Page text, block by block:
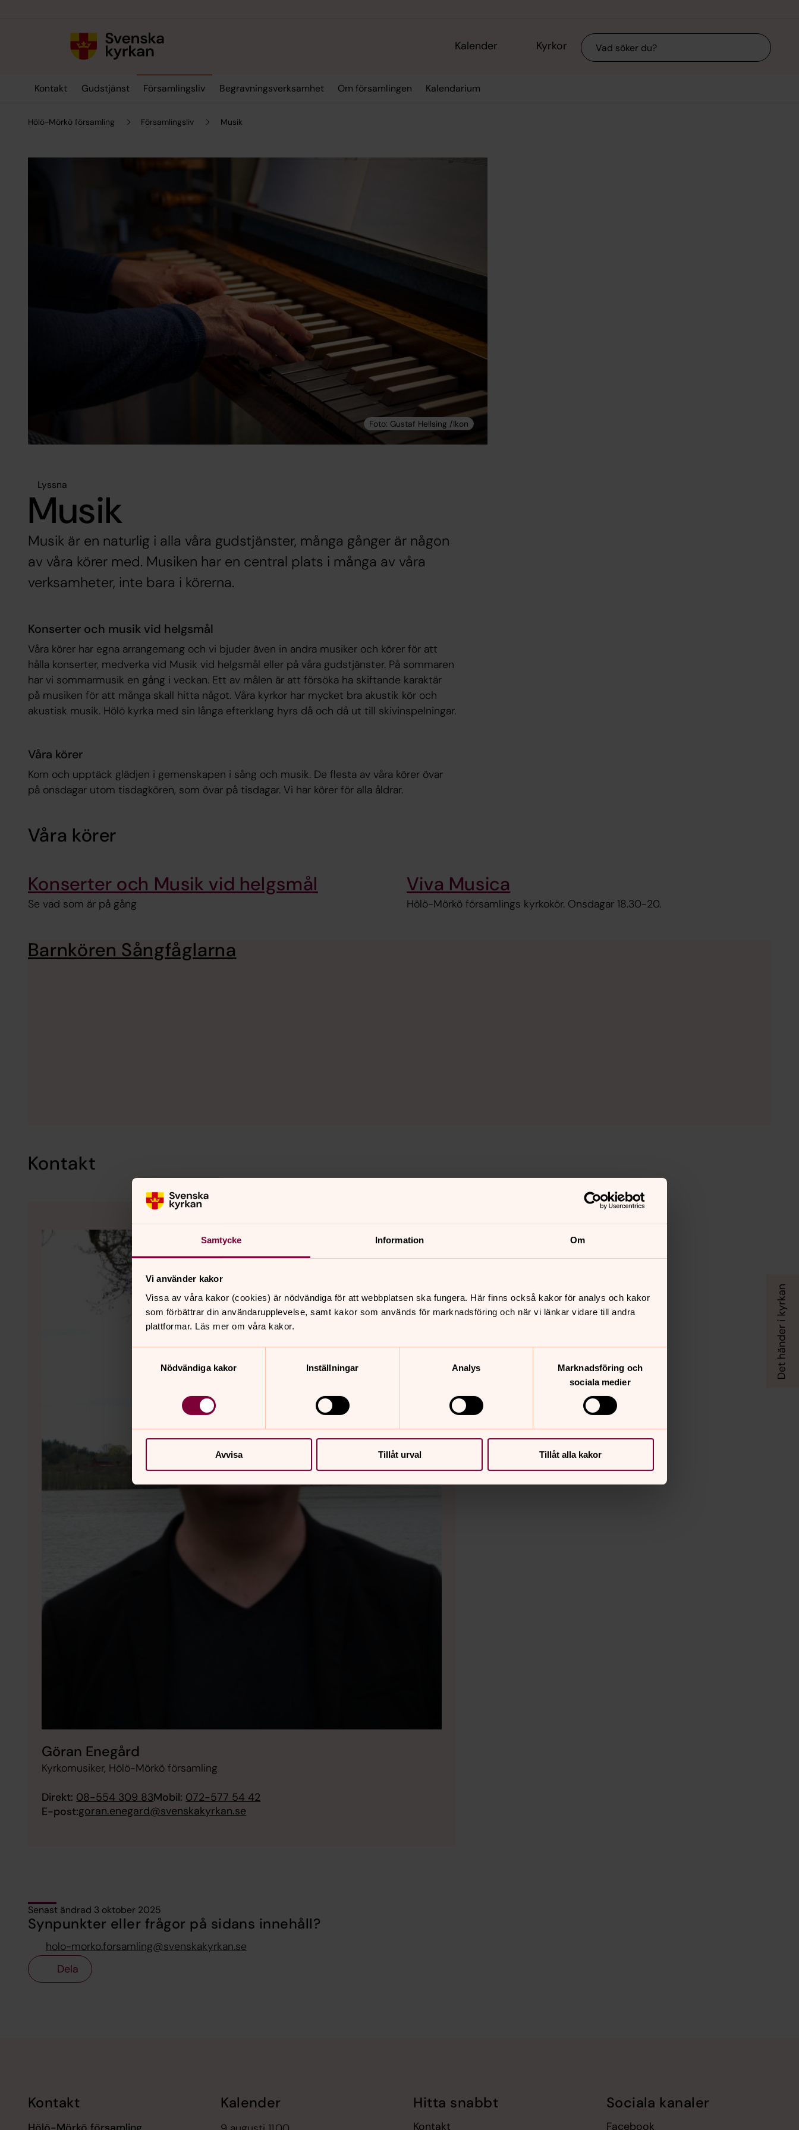
Samtycke Information Om
Vi använder kakor
Vissa av våra kakor (cookies) är nödvändiga för att webbplatsen ska fungera. Här finns också kakor för analys och kakor
som förbättrar din användarupplevelse, samt kakor som används för marknadsföring och när vi länkar vidare till andra
plattformar. Läs mer om våra kakor.
Nödvändiga kakor
Inställningar Analys
Marknadsföring och
sociala medier
Avvisa Tillåt urval Tillåt alla kakor
Kalender Kyrkor Sök
Kontakt Gudstjänst Församlingsliv Begravningsverksamhet Om församlingen Kalendarium
Hölö-Mörkö församling Församlingsliv Musik
Lyssna
Musik
Musik är en naturlig i alla våra gudstjänster, många gånger är någon
av våra körer med. Musiken har en central plats i många av våra
verksamheter, inte bara i körerna.
Konserter och musik vid helgsmål
Våra körer har egna arrangemang och vi bjuder även in andra musiker och körer för att
hålla konserter, medverka vid Musik vid helgsmål eller på våra gudstjänster. På sommaren
har vi sommarmusik en gång i veckan. Ett av målen är att försöka ha skiftande karaktär
på musiken för att många skall hitta något. Våra kyrkor har mycket bra akustik kör och
akustisk musik. Hölö kyrka med sin långa efterklang hyrs då och då ut till skivinspelningar.
Våra körer
Kom och upptäck glädjen i gemenskapen i sång och musik. De flesta av våra körer övar
på onsdagar utom tisdagkören, som övar på tisdagar. Vi har körer för alla åldrar.
Våra körer
Konserter och Musik vid helgsmål
Se vad som är på gång
Viva Musica
Hölö-Mörkö församlings kyrkokör. Onsdagar 18.30-20.
Barnkören Sångfåglarna
Kontakt
Göran Enegård
Kyrkomusiker, Hölö-Mörkö församling
Direkt: 08-554 309 83Mobil: 072-577 54 42
E-post:goran.enegard@svenskakyrkan.se
Senast ändrad 3 oktober 2025
Synpunkter eller frågor på sidans innehåll?
holo-morko.forsamling@svenskakyrkan.se
Dela
Kontakt Kalender Hitta snabbt
Kontakt
Sociala kanaler
Facebook